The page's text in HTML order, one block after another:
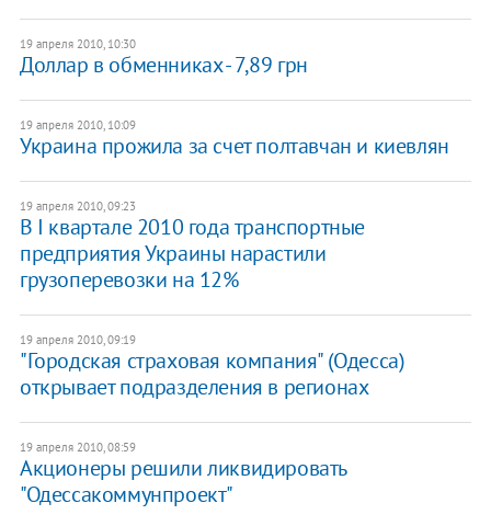
19 апреля 2010, 10:30
Доллар в обменниках - 7,89 грн
19 апреля 2010, 10:09
Украина прожила за счет полтавчан и киевлян
19 апреля 2010, 09:23
В I квартале 2010 года транспортные
предприятия Украины нарастили
грузоперевозки на 12%
19 апреля 2010, 09:19
"Городская страховая компания" (Одесса)
открывает подразделения в регионах
19 апреля 2010, 08:59
Акционеры решили ликвидировать
"Одессакоммунпроект"